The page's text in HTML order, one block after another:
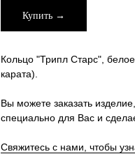
Купить →
Кольцо "Трипл Старс",
карата).
Вы можете заказать
специально для Вас и
Свяжитесь с нами, чтобы